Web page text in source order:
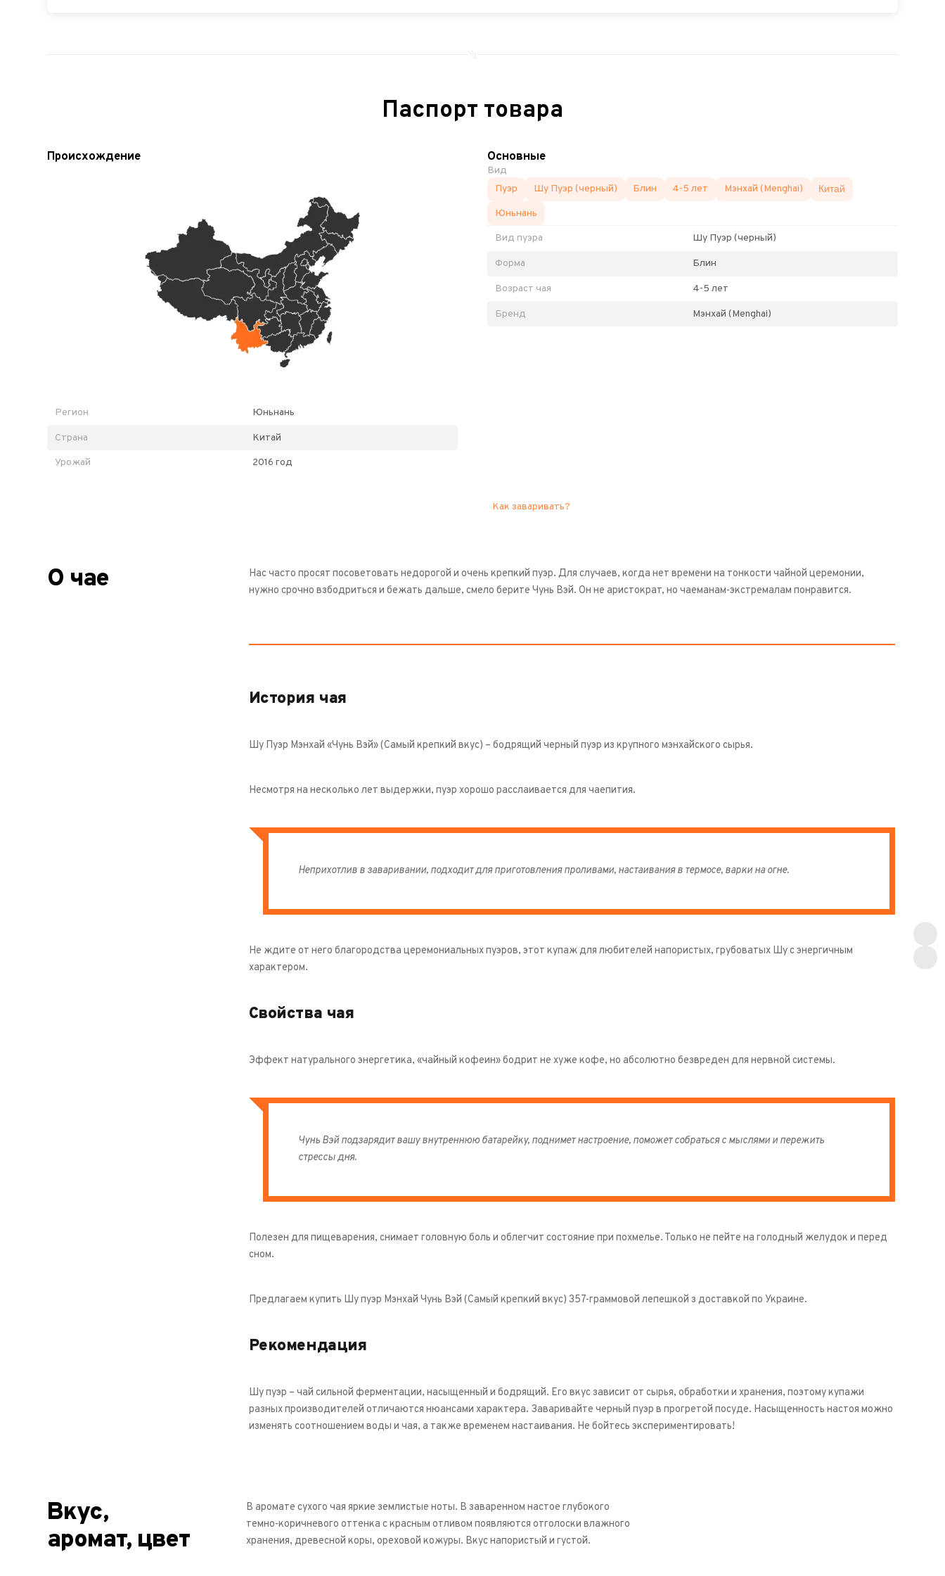
Паспорт товара
Происхождение
Регион Юньнань
Страна Китай
Урожай 2016 год
Основные
Вид
Пуэр
Шу Пуэр (черный) Блин 4-5 лет Мэнхай (Menghai) Китай
Юньнань
Вид пуэра Шу Пуэр (черный)
Форма Блин
Возраст чая 4-5 лет
Бренд Мэнхай (Menghai)
Как заваривать?
О чае
Нас часто просят посоветовать недорогой и очень крепкий пуэр. Для случаев, когда нет времени на тонкости чайной церемонии,
нужно срочно взбодриться и бежать дальше, смело берите Чунь Вэй. Он не аристократ, но чаеманам-экстремалам понравится.
История чая
Шу Пуэр Мэнхай «Чунь Вэй» (Самый крепкий вкус) – бодрящий черный пуэр из крупного мэнхайского сырья.
Несмотря на несколько лет выдержки, пуэр хорошо расслаивается для чаепития.
Неприхотлив в заваривании, подходит для приготовления проливами, настаивания в термосе, варки на огне.
Не ждите от него благородства церемониальных пуэров, этот купаж для любителей напористых, грубоватых Шу с энергичным
характером.
Свойства чая
Эффект натурального энергетика, «чайный кофеин» бодрит не хуже кофе, но абсолютно безвреден для нервной системы.
Чунь Вэй подзарядит вашу внутреннюю батарейку, поднимет настроение, поможет собраться с мыслями и пережить
стрессы дня.
Полезен для пищеварения, снимает головную боль и облегчит состояние при похмелье. Только не пейте на голодный желудок и перед
сном.
Предлагаем купить Шу пуэр Мэнхай Чунь Вэй (Самый крепкий вкус) 357-граммовой лепешкой з доставкой по Украине.
Рекомендация
Шу пуэр – чай сильной ферментации, насыщенный и бодрящий. Его вкус зависит от сырья, обработки и хранения, поэтому купажи
разных производителей отличаются нюансами характера. Заваривайте черный пуэр в прогретой посуде. Насыщенность настоя можно
изменять соотношением воды и чая, а также временем настаивания. Не бойтесь экспериментировать!
Вкус,
аромат, цвет
В аромате сухого чая яркие землистые ноты. В заваренном настое глубокого
темно-коричневого оттенка с красным отливом появляются отголоски влажного
хранения, древесной коры, ореховой кожуры. Вкус напористый и густой.